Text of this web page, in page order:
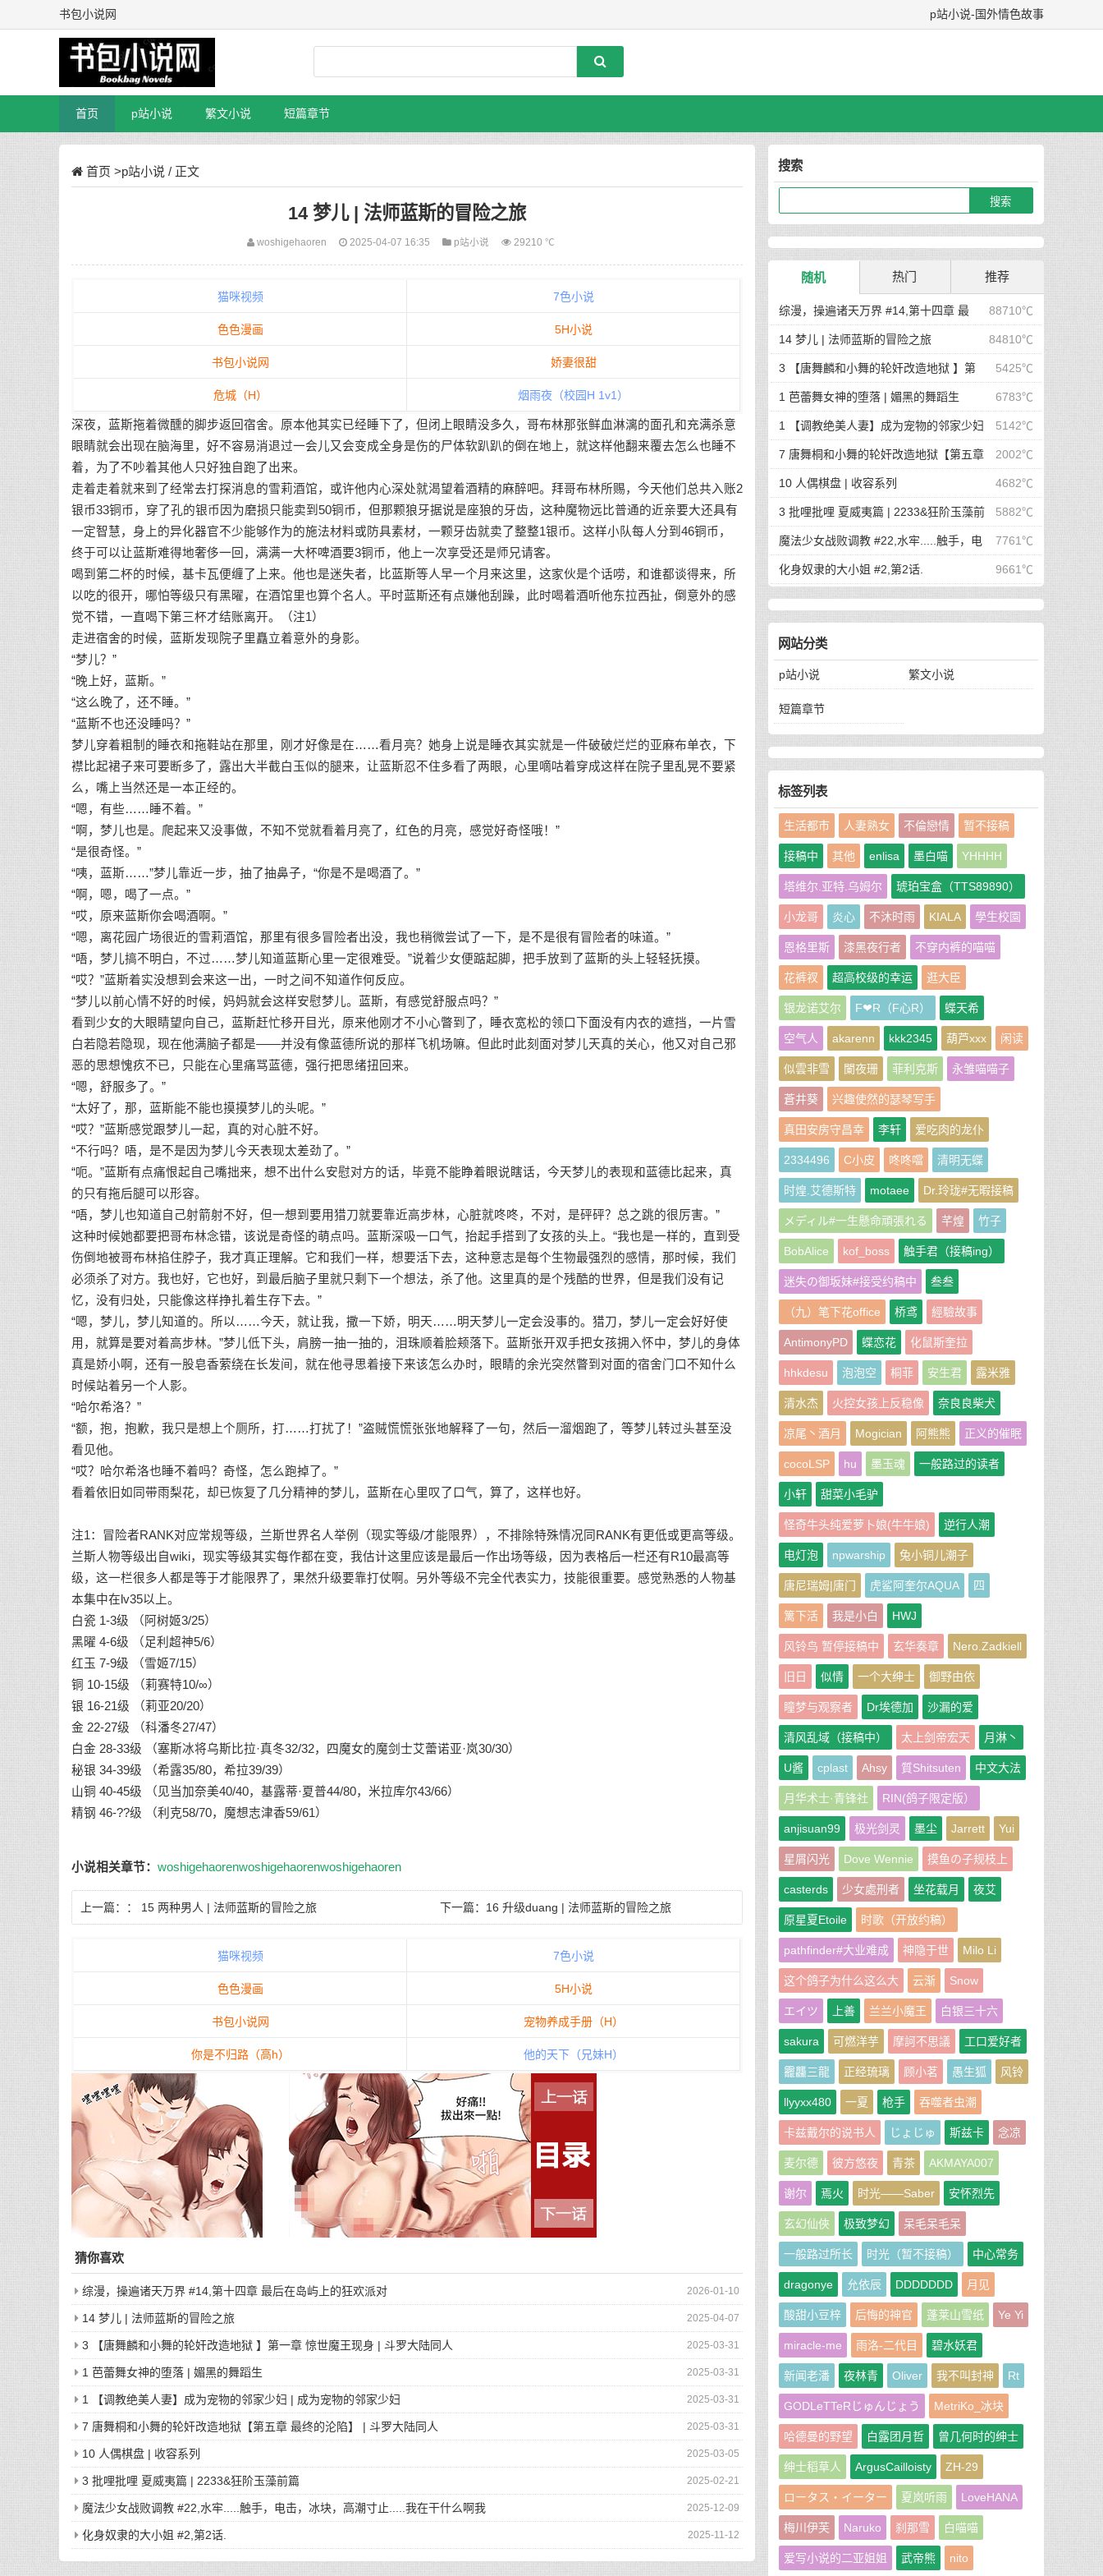
书包小说网 p站小说-国外情色故事
首页 p站小说 繁文小说 短篇章节
首页 >p站小说 / 正文
14 梦儿 | 法师蓝斯的冒险之旅
woshigehaoren 2025-04-07 16:35 p站小说 29210 ℃
猫咪视频 7色小说
色色漫画 5H小说
书包小说网 娇妻很甜
危城（H） 烟雨夜（校园H 1v1）
深夜，蓝斯拖着微醺的脚步返回宿舍。原本他其实已经睡下了，但闭上眼睛没多久，哥布林那张鲜血淋漓的面孔和充满杀意
眼睛就会出现在脑海里，好不容易消退过一会儿又会变成全身是伤的尸体软趴趴的倒在地上，就这样他翻来覆去怎么也睡不
着，为了不吵着其他人只好独自跑了出来。
走着走着就来到了经常去打探消息的雪莉酒馆，或许他内心深处就渴望着酒精的麻醉吧。拜哥布林所赐，今天他们总共入账2
银币33铜币，穿了孔的银币因为磨损只能卖到50铜币，但那颗狼牙据说是座狼的牙齿，这种魔物远比普通的近亲要大还具有
一定智慧，身上的异化器官不少能够作为的施法材料或防具素材，一颗牙齿就卖了整整1银币。这样小队每人分到46铜币，
终于可以让蓝斯难得地奢侈一回，满满一大杯啤酒要3铜币，他上一次享受还是师兄请客。
喝到第二杯的时候，基卡瓦便缠了上来。他也是迷失者，比蓝斯等人早一个月来这里，这家伙是个话唠，和谁都谈得来，所
以吃的很开，哪怕等级只有黑曜，在酒馆里也算个名人。平时蓝斯还有点嫌他刮躁，此时喝着酒听他东拉西扯，倒意外的感
觉不错，一直喝下第三杯才结账离开。（注1）
走进宿舍的时候，蓝斯发现院子里矗立着意外的身影。
“梦儿？”
“晚上好，蓝斯。”
“这么晚了，还不睡。”
“蓝斯不也还没睡吗？”
梦儿穿着粗制的睡衣和拖鞋站在那里，刚才好像是在……看月亮？她身上说是睡衣其实就是一件破破烂烂的亚麻布单衣，下
襟比起裙子来可要断多了，露出大半截白玉似的腿来，让蓝斯忍不住多看了两眼，心里嘀咕着穿成这样在院子里乱晃不要紧
么，嘴上当然还是一本正经的。
“嗯，有些……睡不着。”
“啊，梦儿也是。爬起来又没事做，不知不觉就看着月亮了，红色的月亮，感觉好奇怪哦！”
“是很奇怪。”
“咦，蓝斯……”梦儿靠近一步，抽了抽鼻子，“你是不是喝酒了。”
“啊，嗯，喝了一点。”
“哎，原来蓝斯你会喝酒啊。”
“嗯，离花园广场很近的雪莉酒馆，那里有很多冒险者出没，我也稍微尝试了一下，是不是很有冒险者的味道。”
“唔，梦儿搞不明白，不过……梦儿知道蓝斯心里一定很难受。”说着少女便踮起脚，把手放到了蓝斯的头上轻轻抚摸。
“哎？”蓝斯着实没想到会来这一出，一时之间不知道作何反应。
“梦儿以前心情不好的时候，妈妈就会这样安慰梦儿。蓝斯，有感觉舒服点吗？”
看到少女的大眼睛望向自己，蓝斯赶忙移开目光，原来他刚才不小心瞥到了，睡衣宽松的领口下面没有内衣的遮挡，一片雪
白若隐若隐现，现在他满脑子都是——并没有像蓝德所说的那样飞机场嘛。但此时此刻面对梦儿天真的关心，他又对自己邪
恶的思想愧疚不已，只能在心里痛骂蓝德，强行把思绪扭回来。
“嗯，舒服多了。”
“太好了，那，蓝斯能不能也摸摸梦儿的头呢。”
“哎？”蓝斯感觉跟梦儿一起，真的对心脏不好。
“不行吗？唔，是不是因为梦儿今天表现太差劲了。”
“呃。”蓝斯有点痛恨起自己嘴拙来，想不出什么安慰对方的话，毕竟不能睁着眼说瞎话，今天梦儿的表现和蓝德比起来，真
的只有拖后腿可以形容。
“唔，梦儿也知道自己射箭射不好，但一想到要用猎刀就要靠近高步林，心脏就咚咚，不对，是砰砰？总之跳的很厉害。”
这种时候她都要把哥布林念错，该说是奇怪的萌点吗。蓝斯深吸一口气，抬起手搭到了女孩的头上。“我也是一样的，直到受
伤倒地被哥布林掐住脖子，我才真正理解。它和我们一样，想要活下去，这种意志是每个生物最强烈的感情，那时候，我们
必须杀了对方。我也好，它也好，到最后脑子里就只剩下一个想法，杀了他。这里真的是个残酷的世界，但是我们没有记
忆，没有归处，只能像这样挣扎着生存下去。”
“嗯，梦儿，梦儿知道的。所以……今天，就让我，撒一下娇，明天……明天梦儿一定会没事的。猎刀，梦儿一定会好好使
用，就算是要对着高步林。”梦儿低下头，肩膀一抽一抽的，泪珠顺着脸颊落下。蓝斯张开双手把女孩拥入怀中，梦儿的身体
真是娇小啊，还有一股皂香萦绕在长发间，就在他寻思着接下来该怎么办时，眼睛的余光突然瞥到对面的宿舍门口不知什么
时候站着另一个人影。
“哈尔希洛？”
“额，抱，抱歉，我只是想上个厕所，打……打扰了！”盗贼慌慌张张地解释了一句，然后一溜烟跑了，等梦儿转过头甚至没
看见他。
“哎？哈尔希洛也睡不着吗？奇怪，怎么跑掉了。”
看着依旧如同带雨梨花，却已恢复了几分精神的梦儿，蓝斯在心里叹了口气，算了，这样也好。
注1：冒险者RANK对应常规等级，兰斯世界名人举例（现实等级/才能限界），不排除特殊情况同RANK有更低或更高等级。
兰斯人物等级出自wiki，现实等级其实每作都在变，我估计这里应该是最后一作出场等级，因为表格后一栏还有R10最高等
级，这一栏很多人都是等于才能限界了，果然升级要靠打仗啊。另外等级不完全代表实力，技能很重要。感觉熟悉的人物基
本集中在lv35以上。
白瓷 1-3级 （阿树姬3/25）
黑曜 4-6级 （足利超神5/6）
红玉 7-9级 （雪姬7/15）
铜 10-15级 （莉赛特10/∞）
银 16-21级 （莉亚20/20）
金 22-27级 （科潘冬27/47）
白金 28-33级 （塞斯冰将乌斯比拉·真冬32/32，四魔女的魔剑士艾蕾诺亚·岚30/30）
秘银 34-39级 （希露35/80，希拉39/39）
山铜 40-45级 （见当加奈美40/40，基露蒂·夏普44/80，米拉库尔43/66）
精钢 46-??级 （利克58/70，魔想志津香59/61）
小说相关章节： woshigehaorenwoshigehaorenwoshigehaoren
上一篇：： 15 两种男人 | 法师蓝斯的冒险之旅 下一篇： 16 升级duang | 法师蓝斯的冒险之旅
猫咪视频 7色小说
色色漫画 5H小说
书包小说网 宠物养成手册（H）
你是不归路（高h） 他的天下（兄妹H）
猜你喜欢
2026-01-10
综漫，操遍诸天万界 #14,第十四章 最后在岛屿上的狂欢派对
2025-04-07
14 梦儿 | 法师蓝斯的冒险之旅
2025-03-31
3 【唐舞麟和小舞的轮奸改造地狱 】第一章 惊世魔王现身 | 斗罗大陆同人
2025-03-31
1 芭蕾舞女神的堕落 | 媚黑的舞蹈生
2025-03-31
1 【调教绝美人妻】成为宠物的邻家少妇 | 成为宠物的邻家少妇
2025-03-31
7 唐舞桐和小舞的轮奸改造地狱【第五章 最终的沦陷】 | 斗罗大陆同人
2025-03-05
10 人偶棋盘 | 收容系列
2025-02-21
3 批哩批哩 夏威夷篇 | 2233&狂阶玉藻前篇
2025-12-09
魔法少女战败调教 #22,水牢.....触手，电击，冰块，高潮寸止.....我在干什么啊我
2025-11-12
化身奴隶的大小姐 #2,第2话.
搜索
随机 热门 推荐
88710℃
综漫，操遍诸天万界 #14,第十四章 最
后在岛屿上的狂欢派对 84810℃
14 梦儿 | 法师蓝斯的冒险之旅
5425℃
3 【唐舞麟和小舞的轮奸改造地狱 】第
一章 惊世魔王现身 | 斗罗大陆同人 6783℃
1 芭蕾舞女神的堕落 | 媚黑的舞蹈生
5142℃
1 【调教绝美人妻】成为宠物的邻家少妇
| 成为宠物的邻家少妇 2002℃
7 唐舞桐和小舞的轮奸改造地狱【第五章
最终的沦陷】 | 斗罗大陆同人 4682℃
10 人偶棋盘 | 收容系列
5882℃
3 批哩批哩 夏威夷篇 | 2233&狂阶玉藻前
篇 7761℃
魔法少女战败调教 #22,水牢.....触手，电
击，冰块，高潮寸止.....我在干什么啊我 9661℃
化身奴隶的大小姐 #2,第2话.
网站分类
p站小说 繁文小说
短篇章节
标签列表
生活都市 人妻熟女 不倫戀情 暂不接稿
接稿中 其他 enlisa 墨白喵 YHHHH
塔维尔.亚特.乌姆尔 琥珀宝盒（TTS89890）
小龙哥 炎心 不沐时雨 KIALA 學生校園
恩格里斯 漆黑夜行者 不穿内裤的喵喵
花裤衩 超高校级的幸运 逛大臣
银龙诺艾尔 F❤R（F心R） 蝶天希
空气人 akarenn kkk2345 葫芦xxx 闲读
似雲非雪 闌夜珊 菲利克斯 永雏喵喵子
蒼井葵 兴趣使然的瑟琴写手
真田安房守昌幸 李轩 爱吃肉的龙仆
2334496 C小皮 咚咚噹 清明无蝶
时煌.艾德斯特 motaee Dr.玲珑#无暇接稿
メディル#一生懸命頑張れる 芊煌 竹子
BobAlice kof_boss 触手君（接稿ing）
迷失の御坂妹#接受约稿中 叁叁
（九）笔下花office 桥鸢 經驗故事
AntimonyPD 蝶恋花 化鼠斯奎拉
hhkdesu 泡泡空 桐菲 安生君 露米雅
清水杰 火控女孩上反稳像 奈良良柴犬
凉尾丶酒月 Mogician 阿熊熊 正义的催眠
cocoLSP hu 墨玉魂 一般路过的读者
小轩 甜菜小毛驴
怪奇牛头纯爱萝卜娘(牛牛娘) 逆行人潮
电灯泡 npwarship 兔小铜儿潮子
唐尼瑞姆|唐门 虎鲨阿奎尔AQUA 四
篱下活 我是小白 HWJ
风铃鸟 暂停接稿中 玄华奏章 Nero.Zadkiell
旧日 似情 一个大绅士 御野由依
瞳梦与观察者 Dr埃德加 沙漏的爱
清风乱域（接稿中） 太上剑帝宏天 月淋丶
U酱 cplast Ahsy 質Shitsuten 中文大法
月华术士·青锋社 RIN(鸽子限定版）
anjisuan99 极光剑灵 墨尘 Jarrett Yui
星屑闪光 Dove Wennie 摸鱼の子规枝上
casterds 少女處刑者 坐花载月 夜艾
原星夏Etoile 时歌（开放约稿）
pathfinder#大业难成 神隐于世 Milo Li
这个鸽子为什么这么大 云渐 Snow
エイツ 上善 兰兰小魔王 白银三十六
sakura 可燃洋芋 摩訶不思議 工口爱好者
龗龘三龍 正经琉璃 顾小茗 愚生狐 风铃
llyyxx480 一夏 枪手 吞噬者虫潮
卡兹戴尔的说书人 じょじゅ 斯兹卡 念凉
麦尔德 彼方悠夜 青茶 AKMAYA007
谢尔 焉火 时光——Saber 安怀烈先
玄幻仙俠 极致梦幻 呆毛呆毛呆
一般路过所长 时光（暂不接稿） 中心常务
dragonye 允依辰 DDDDDDD 月见
酸甜小豆梓 后悔的神官 蓬莱山雪纸 Ye Yi
miracle-me 雨洛-二代目 碧水妖君
新闻老潘 夜林青 Oliver 我不叫封神 Rt
GODLeTTeRじゅんじょう MetriKo_冰块
哈德曼的野望 白露团月哲 曾几何时的绅士
绅士稻草人 ArgusCailloisty ZH-29
ロータス・イーター 夏岚听雨 LoveHANA
梅川伊芙 Naruko 刹那雪 白喵喵
爱写小说的二亚姐姐 武帝熊 nito